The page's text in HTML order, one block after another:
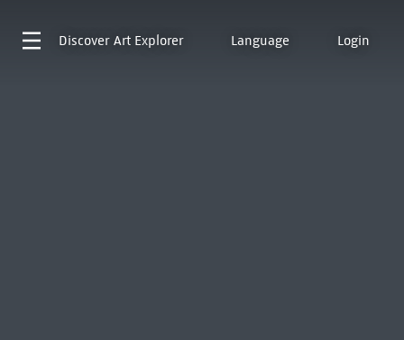
Discover Art Explorer Language Login